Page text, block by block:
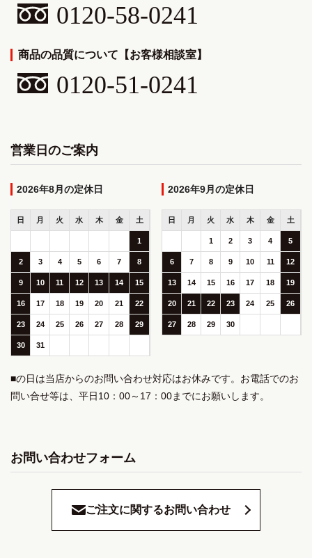
0120-58-0241
商品の品質について【お客様相談室】
0120-51-0241
営業日のご案内
2026年8月
日 月 火 水 木 金 土
1
2 3 4 5 6 7 8
9 10 11 12 13 14 15
16 17 18 19 20 21 22
23 24 25 26 27 28 29
30 31
2026年9月
日 月 火 水 木 金 土
1 2 3 4 5
6 7 8 9 10 11 12
13 14 15 16 17 18 19
20 21 22 23 24 25 26
27 28 29 30
■の日は当店からのお問い合わせ対応はお休みです。お電話でのお
問い合せ等は、平日10：00～17：00までにお願いします。
お問い合わせフォーム
ご注文に関するお問い合わせ